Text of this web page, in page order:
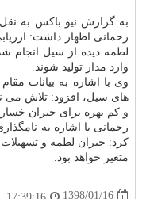
به گزارش نیو باكس به
رحمانی اظهار داشت:
لطمه دیده از سیل انجام
وارد مدار تولید شوند.
وی با اشاره به بیانات
های سیل، افزود: تلاش می
و كم بهره برای جبران
رحمانی با اشاره به
كرد: جبران لطمه و
متغیر خواهد بود.
1398/01/16